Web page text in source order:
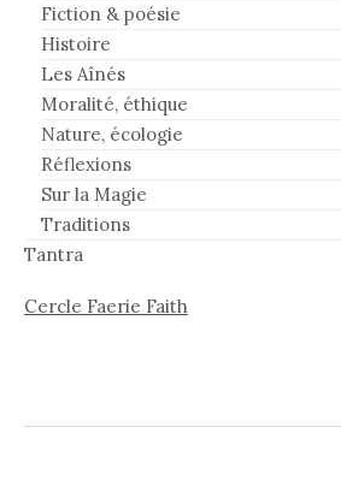
Fiction & poésie
Histoire
Les Aînés
Moralité, éthique
Nature, écologie
Réflexions
Sur la Magie
Traditions
Tantra
Cercle Faerie Faith